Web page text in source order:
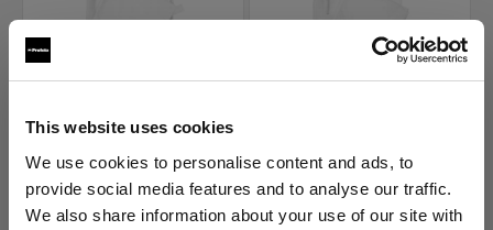
This website uses cookies
We use cookies to personalise content and ads, to
provide social media features and to analyse our traffic.
We also share information about your use of our site with
PIÈCES DE REMPLACEMENT
Diffuser kit for RFi
Softbox 1x6'
Diffuser kit for RFi
Softbox 2x2'